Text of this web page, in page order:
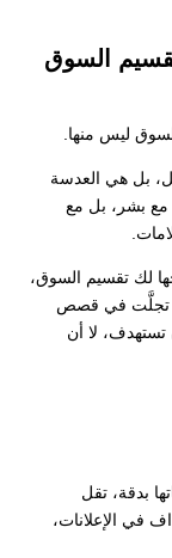
السوق
ليس منها.
بل هي العدسة
مع بشر، بل مع
لك تقسيم السوق،
تجلَّت في قصص
لا أن
بدقة، تقل
في الإعلانات،